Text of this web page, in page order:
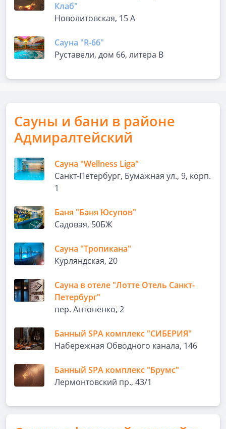
Клаб"
Новолитовская, 15 А
Сауна "R-66"
Руставели, дом 66, литера В
Сауны и бани в районе
Адмиралтейский
Сауна "Wellness Liga"
Санкт-Петербург, Бумажная ул., 9, корп.
1
Баня "Баня Юсупов"
Садовая, 50БЖ
Сауна "Тропикана"
Курляндская, 20
Сауна в отеле "Лотте Отель Санкт-
Петербург"
пер. Антоненко, 2
Банный SPA комплекс "СИБЕРИЯ"
Набережная Обводного канала, 146
Банный SPA комплекс "Брумс"
Лермонтовский пр., 43/1